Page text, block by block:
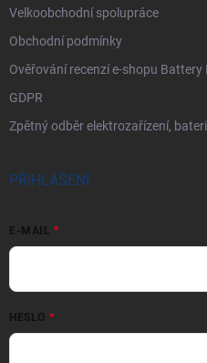
Velkoobchodní spolupráce
Obchodní podmínky
Ověřování recenzí e-shopu Battery
GDPR
Zpětný odběr elektrozařízení,
PŘIHLÁŠENÍ
E-MAIL
HESLO